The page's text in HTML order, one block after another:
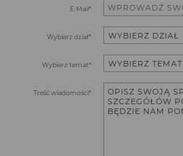
E-Mail*
Wybierz dział*
Wybierz temat*
Treść wiadomości*